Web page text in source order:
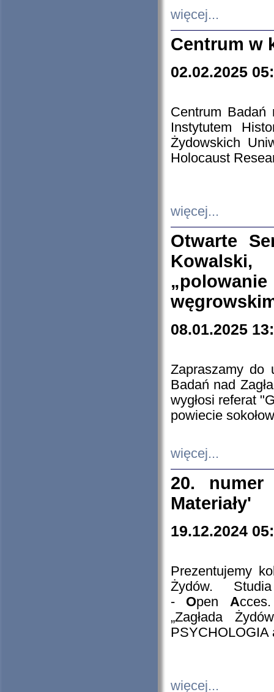
więcej...
Centrum w
02.02.2025
Centrum Badań
Instytutem
Żydowskich
Holocaust
więcej...
Otwarte
08.01.2025
Zapraszamy do
Badań nad
wygłosi referat
powiecie
więcej...
20. numer
Materiały'
19.12.2024
Prezentujemy
Żydów.
- Open A
„Zagłada
PSYCHOLOGIA
więcej...